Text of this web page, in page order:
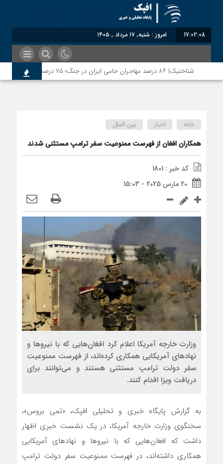
17:02:08 امروز : شنبه, ۱۷ مرداد , ۱۴۰۵
شناختیک| ۸۶ درصد مهاجران حامی ایران در جنگ؛ ۷۵ درصد مهاجران دولت چهاردهم را خیرخواه خود نمی‌دانند
خانه اخبار بین الملل
همکاران افغان از فهرست ممنوعیت سفر ترامپ مستثنی شدند
کد خبر : 1801
20 مارس 2025 - 15:03
وزارت خارجه آمریکا اعلام کرد افغان‌هایی که با نیروها و
نهادهای آمریکایی همکاری کرده‌اند، از فهرست ممنوعیت
سفر دولت ترامپ مستثنی هستند و می‌توانند برای
دریافت ویزا اقدام کنند.
به گزارش پایگاه خبری و تحلیلی افپک، «تمی بروس»،
سخنگوی وزارت خارجه آمریکا، در یک نشست خبری اظهار
داشت که افغان‌هایی که با نیروها و نهادهای آمریکایی
همکاری داشته‌اند، در فهرست ممنوعیت سفر دولت ترامپ